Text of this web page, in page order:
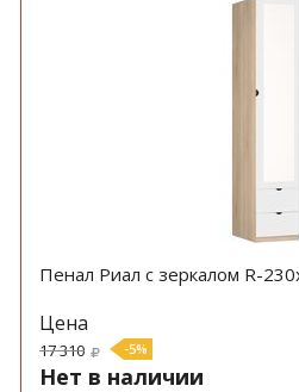
Пенал Риал с зеркалом R-
Цена
17 310 -5%
Нет в наличии